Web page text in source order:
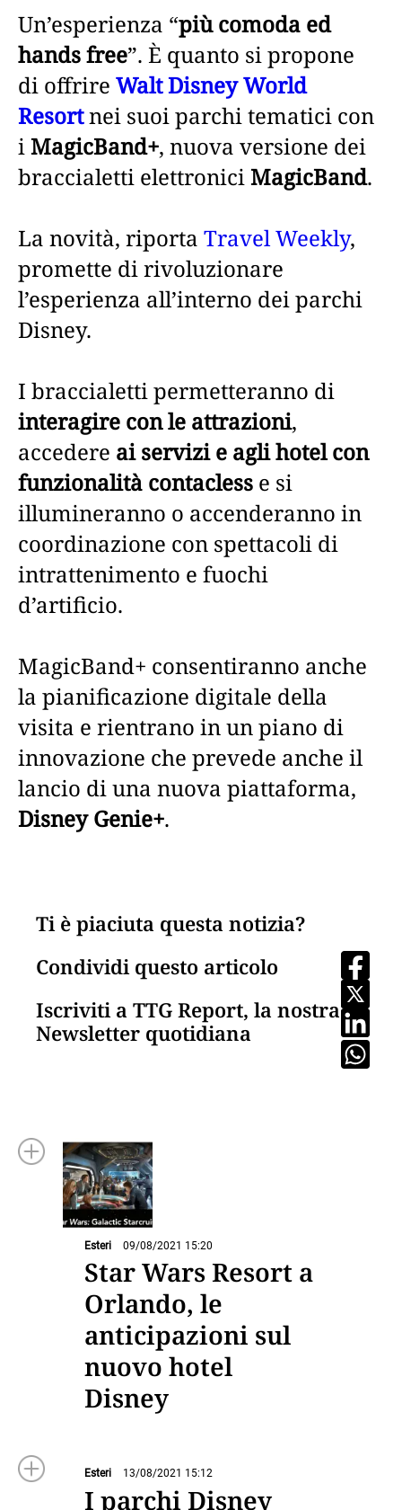
Un’esperienza “più comoda ed
hands free”. È quanto si propone
di offrire Walt Disney World
Resortnei suoi parchi tematici con
iMagicBand+, nuova versione dei
braccialetti elettroniciMagicBand.
La novità, riporta Travel Weekly,
promette di rivoluzionare
l’esperienza all’interno dei parchi
Disney.
I braccialetti permetteranno di
interagire con le attrazioni,
accedere ai servizi e agli hotel con
funzionalità contacless e si
illumineranno o accenderanno in
coordinazione con spettacoli di
intrattenimento e fuochi
d’artificio.
MagicBand+ consentiranno anche
la pianificazione digitale della
visita e rientrano in un piano di
innovazione che prevede anche il
lancio di una nuova piattaforma,
Disney Genie+.
Ti è piaciuta questa notizia?
Condividi questo articolo
Iscriviti a TTG Report, la nostra
Newsletter quotidiana
Esteri 09/08/2021 15:20
Star Wars Resort a
Orlando, le
anticipazioni sul
nuovo hotel
Disney
Esteri 13/08/2021 15:12
I parchi Disney